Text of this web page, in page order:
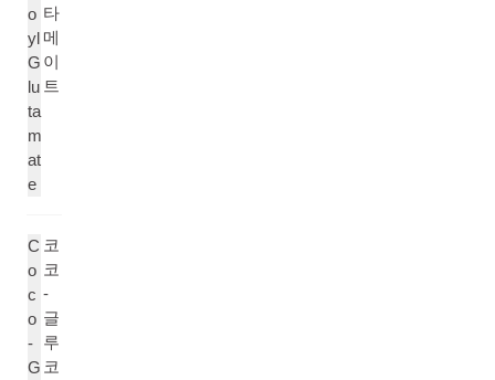
o
yl
G
lu
ta
m
at
e
타
메
이
트
C
o
c
o
-
G
코
코
-
글
루
코